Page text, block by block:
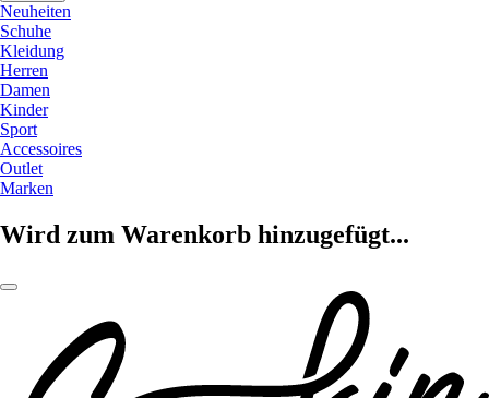
Neuheiten
Schuhe
Kleidung
Herren
Damen
Kinder
Sport
Accessoires
Outlet
Marken
Wird zum Warenkorb hinzugefügt...